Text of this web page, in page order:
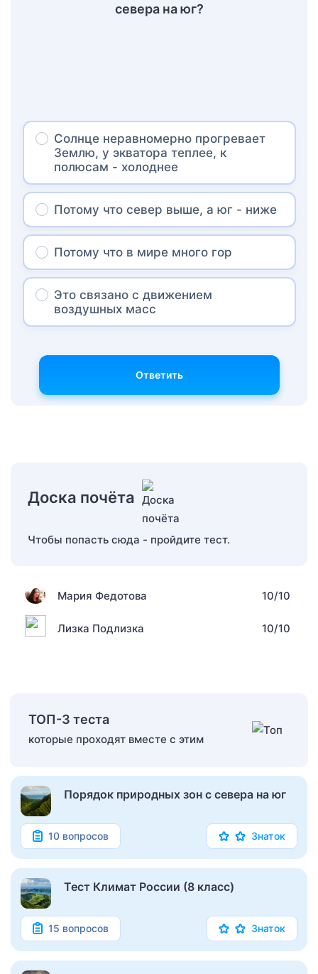
севера на юг?
Солнце неравномерно прогревает
Землю, у экватора теплее, к
полюсам - холоднее
Потому что север выше, а юг - ниже
Потому что в мире много гор
Это связано с движением
воздушных масс
Ответить
Доска почёта
Чтобы попасть сюда - пройдите тест.
Мария Федотова 10/10
Лизка Подлизка 10/10
ТОП-3 теста
которые проходят вместе с этим
Порядок природных зон с севера на юг
10 вопросов Знаток
Тест Климат России (8 класс)
15 вопросов Знаток